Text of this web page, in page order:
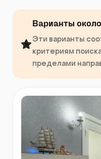
Варианты
Эти варианты
критериям
пределами